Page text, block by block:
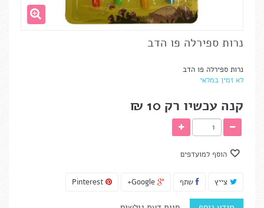
נרות ספירלה פו הדב
נרות ספירלה פו הדב
לא זמין במלאי
קנה עכשיו רק 10 ₪‎
הוסף למועדפים
צייץ שתף